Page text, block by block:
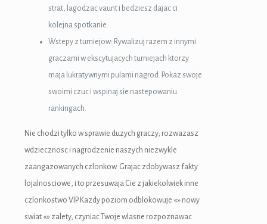
strat, lagodzac vaunt i bedziesz dajac ci
kolejna spotkanie.
Wstepy z turniejow: Rywalizuj razem z innymi
graczami w ekscytujacych turniejach ktorzy
maja lukratywnymi pulami nagrod. Pokaz swoje
swoimi czuc i wspinaj sie nastepowaniu
rankingach.
Nie chodzi tylko w sprawie duzych graczy; rozwazasz
wdziecznosc i nagrodzenie naszych niezwykle
zaangazowanych czlonkow. Grajac zdobywasz fakty
lojalnosciowe, i to przesuwaja Cie z jakiekolwiek inne
czlonkostwo VIP. Kazdy poziom odblokowuje «» nowy
swiat «» zalety, czyniac Twoje wlasne rozpoznawac